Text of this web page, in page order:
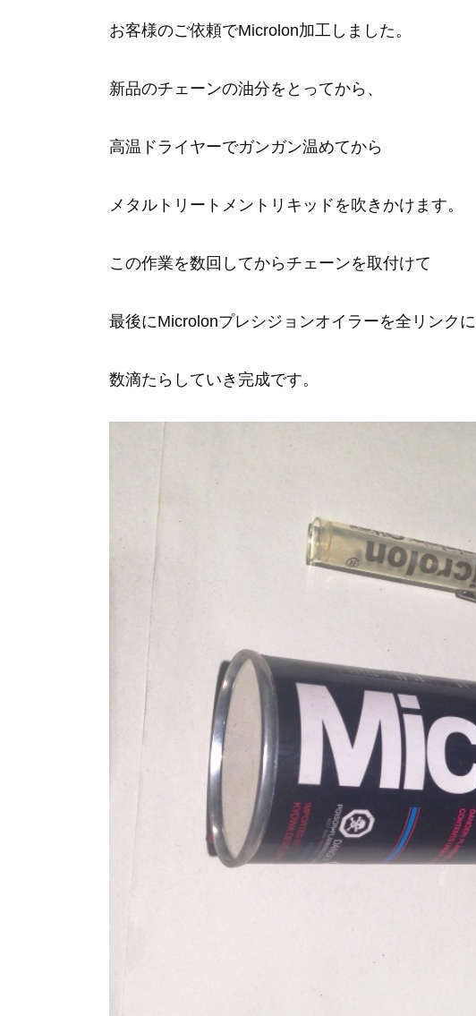
お客様のご依頼でMicrolon加工しました。
新品のチェーンの油分をとってから、
高温ドライヤーでガンガン温めてから
メタルトリートメントリキッドを吹きかけます。
この作業を数回してからチェーンを取付けて
最後にMicrolonプレシジョンオイラーを全リンクに
数滴たらしていき完成です。